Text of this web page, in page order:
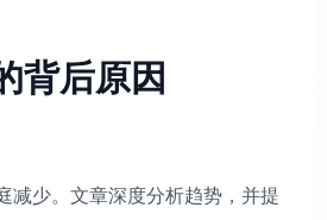
背后原因
减少。文章深度分析趋势，并提